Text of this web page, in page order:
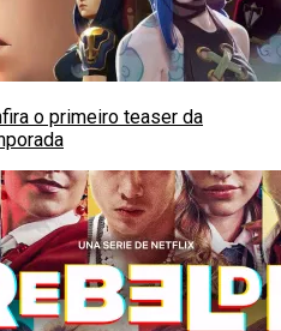
o primeiro teaser da